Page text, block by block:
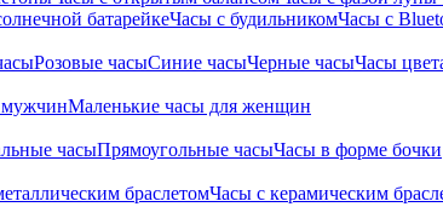
батарейкеЧасы с будильникомЧасы с
Розовые часыСиние часыЧерные часыЧасы
мужчинМаленькие часы для женщин
часыПрямоугольные часыЧасы в форме бочки
браслетомЧасы с керамическим